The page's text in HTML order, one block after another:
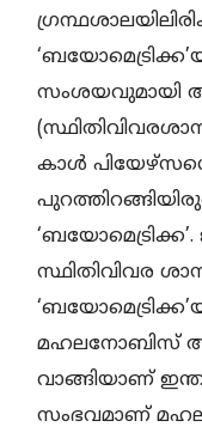
സംശയവുമായി
കാള്‍
സ്ഥിതിവിവര
മഹലനോബിസ്
വാങ്ങിയാണ്
സംഭവമാണ്